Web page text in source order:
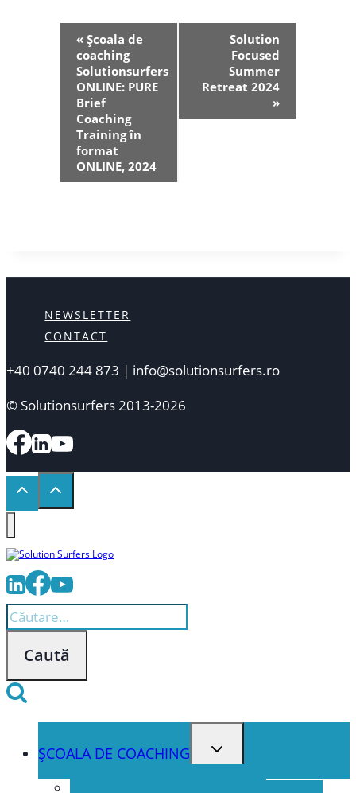
Navigare
în
Eveniment
« Școala de
coaching
Solutionsurfers
ONLINE: PURE
Brief
Coaching
Training în
format
ONLINE, 2024
Solution
Focused
Summer
Retreat 2024
»
NEWSLETTER
CONTACT
+40 0740 244 873 | info@solutionsurfers.ro
© Solutionsurfers 2013-2026
Caută
după:
ȘCOALA DE COACHING Toggle
child